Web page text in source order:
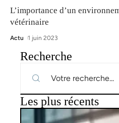
L’importance d’un
vétérinaire
Actu 1 juin 2023
Recherche
Les plus récents